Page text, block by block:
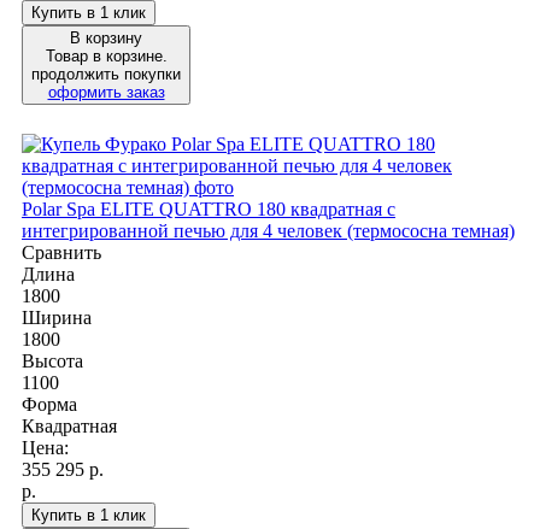
Купить в 1 клик
В корзину
Товар в корзине.
продолжить покупки
оформить заказ
Polar Spa ELITE QUATTRO 180 квадратная с
интегрированной печью для 4 человек (термососна темная)
Сравнить
Длина
1800
Ширина
1800
Высота
1100
Форма
Квадратная
Цена:
355 295 р.
р.
Купить в 1 клик